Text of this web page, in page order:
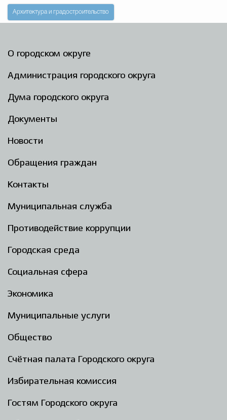
Архитектура и градостроительство
О городском округе
Администрация городского округа
Дума городского округа
Документы
Новости
Обращения граждан
Контакты
Муниципальная служба
Противодействие коррупции
Городская среда
Социальная сфера
Экономика
Муниципальные услуги
Общество
Счётная палата Городского округа
Избирательная комиссия
Гостям Городского округа